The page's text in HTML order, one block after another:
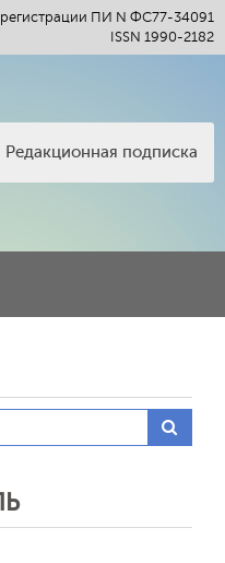
регистрации ПИ N ФС77-34091
ISSN 1990-2182
Редакционная подписка